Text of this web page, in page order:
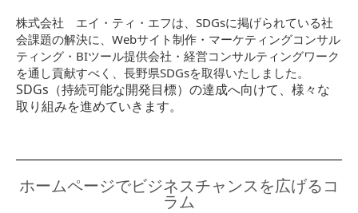
株式会社 エイ・ティ・エフは、SDGsに掲げられている社
会課題の解決に、Webサイト制作・マーケティングコンサル
ティング・BIツール提供会社・経営コンサルティングワーク
を通し貢献すべく、長野県SDGsを取得いたしました。
SDGs（持続可能な開発目標）の達成へ向けて、様々な
取り組みを進めていきます。
ホームページでビジネスチャンスを広げるコ
ラム